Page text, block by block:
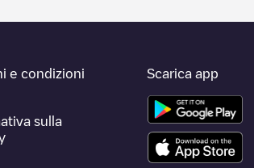
e condizioni
sulla
Scarica app